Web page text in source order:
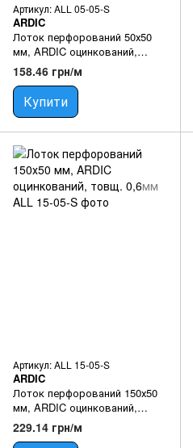
Артикул: ALL 05-05-S
ARDIC
Лоток перфорований 50х50
мм, ARDIC оцинкований,
товщ. 0,6мм
158.46 грн/м
Купити
Артикул: ALL 15-05-S
ARDIC
Лоток перфорований 150х50
мм, ARDIC оцинкований,
товщ. 0,6мм
229.14 грн/м